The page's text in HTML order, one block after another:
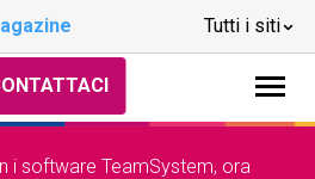
Tutti i siti
i software TeamSystem, ora